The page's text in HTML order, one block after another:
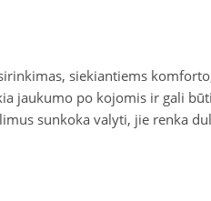
siekiantiems
jaukumo po kojomis ir gali
sunkoka valyti, jie renka